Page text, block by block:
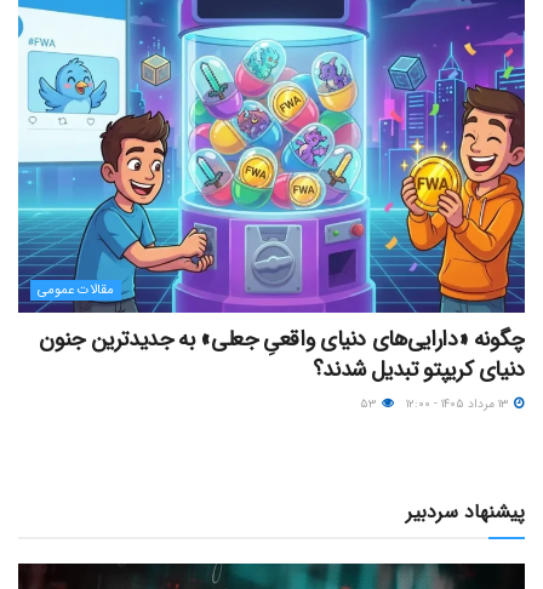
مقالات عمومی
چگونه «دارایی‌های دنیای واقعیِ جعلی» به جدیدترین جنون
دنیای کریپتو تبدیل شدند؟
پیشنهاد سردبیر